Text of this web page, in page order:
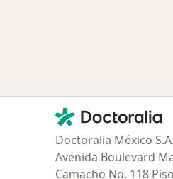
Contacto
Doctoralia - Página de inicio
Doctoralia México
Avenida Boulevard
Camacho No. 118